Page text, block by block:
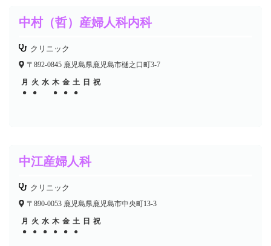
中村（哲）産婦人科内科
クリニック
〒892-0845 鹿児島県鹿児島市樋之口町3-7
月 火 水 木 金 土 日 祝
●
● ● ●
● ● ● ● ●
●
中江産婦人科
クリニック
〒890-0053 鹿児島県鹿児島市中央町13-3
月 火 水 木 金 土 日 祝
●
● ● ● ● ●
● ● ●